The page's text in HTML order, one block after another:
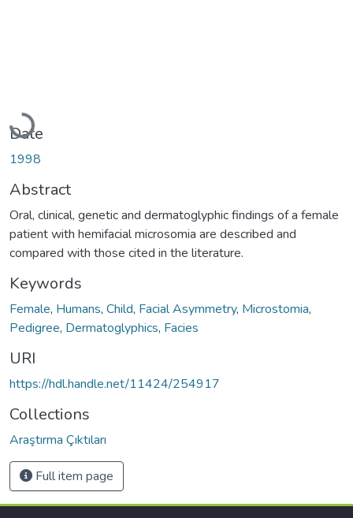
Loading...
Date
1998
Abstract
Oral, clinical, genetic and dermatoglyphic findings of a female
patient with hemifacial microsomia are described and
compared with those cited in the literature.
Keywords
Female, Humans, Child, Facial Asymmetry, Microstomia,
Pedigree, Dermatoglyphics, Facies
URI
https://hdl.handle.net/11424/254917
Collections
Araştırma Çıktıları
Full item page